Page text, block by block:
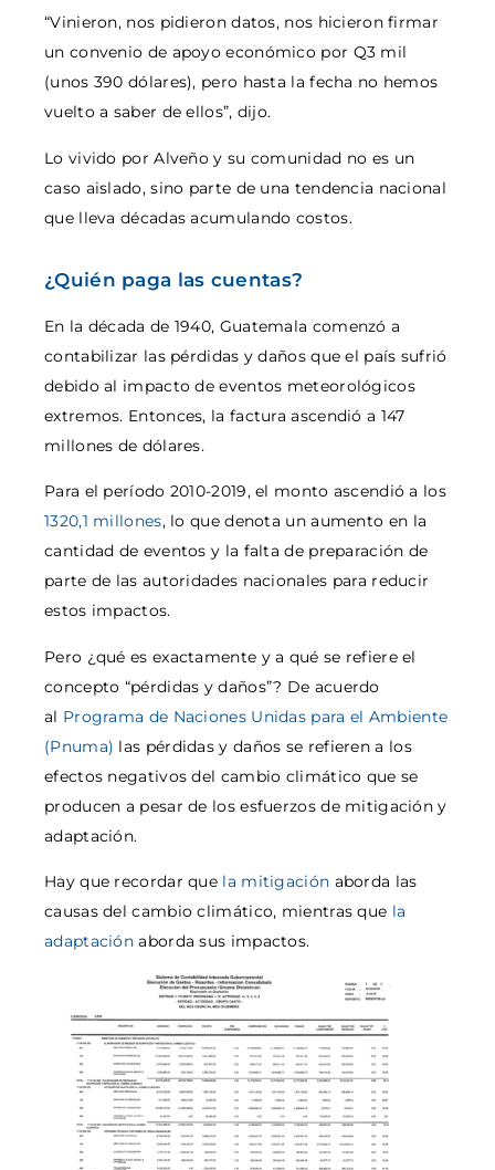
“Vinieron, nos pidieron datos, nos hicieron firmar
un convenio de apoyo económico por Q3 mil
(unos 390 dólares), pero hasta la fecha no hemos
vuelto a saber de ellos”, dijo.
Lo vivido por Alveño y su comunidad no es un
caso aislado, sino parte de una tendencia nacional
que lleva décadas acumulando costos.
¿Quién paga las cuentas?
En la década de 1940, Guatemala comenzó a
contabilizar las pérdidas y daños que el país sufrió
debido al impacto de eventos meteorológicos
extremos. Entonces, la factura ascendió a 147
millones de dólares.
Para el período 2010-2019, el monto ascendió a los
1320,1 millones, lo que denota un aumento en la
cantidad de eventos y la falta de preparación de
parte de las autoridades nacionales para reducir
estos impactos.
Pero ¿qué es exactamente y a qué se refiere el
concepto “pérdidas y daños”? De acuerdo
al Programa de Naciones Unidas para el Ambiente
(Pnuma) las pérdidas y daños se refieren a los
efectos negativos del cambio climático que se
producen a pesar de los esfuerzos de mitigación y
adaptación.
Hay que recordar que la mitigación aborda las
causas del cambio climático, mientras que la
adaptación aborda sus impactos.